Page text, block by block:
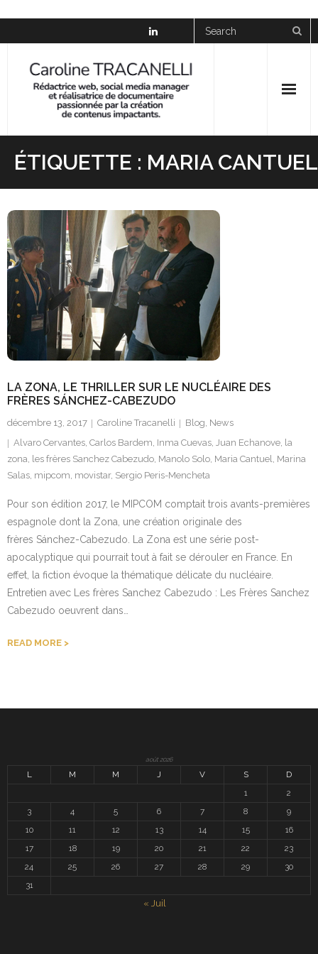
to
content
Social Media Manager
Réalisation
Galerie
Presse
Contact
ÉTIQUETTE : MARIA CANTUEL
LA ZONA, LE THRILLER SUR LE NUCLÉAIRE DES
FRÈRES SÁNCHEZ-CABEZUDO
décembre 13, 2017 Caroline Tracanelli Blog, News
Alvaro Cervantes, Carlos Bardem, Inma Cuevas, Juan Echanove, la
zona, les frères Sanchez Cabezudo, Manolo Solo, Maria Cantuel, Marina
Salas, mipcom, movistar, Sergio Peris-Mencheta
Pour son édition 2017, le MIPCOM comptait trois avants-premières
espagnole dont la Zona, une création originale des
frères Sánchez-Cabezudo. La Zona est une série post-
apocalyptique qui pourrait tout à fait se dérouler en France. En
effet, la fiction évoque la thématique délicate du nucléaire.
Entretien avec Les frères Sanchez Cabezudo : Les Frères Sanchez
Cabezudo oeuvrent dans…
READ MORE
août 2026
L M M J V S
D
1
2
3
4 5 6 7 8
9
10
11 12 13 14 15
16
17
18 19 20 21 22
23
24
25 26 27 28 29
30
31
« Juil